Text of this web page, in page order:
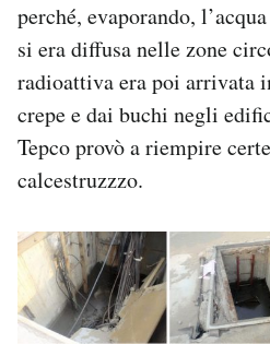
perché, evaporando,
si era diffusa nelle zone
radioattiva era poi arrivata
crepe e dai buchi negli
Tepco provò a riempire
calcestruzzzo.